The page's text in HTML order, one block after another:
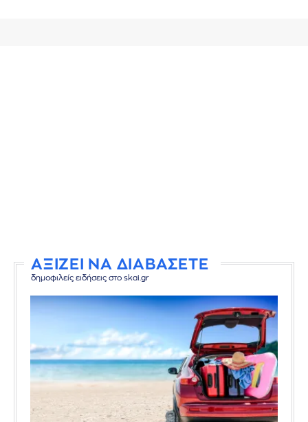
ΑΞΙΖΕΙ ΝΑ ΔΙΑΒΑΣΕΤΕ
δημοφιλείς ειδήσεις στο skai.gr